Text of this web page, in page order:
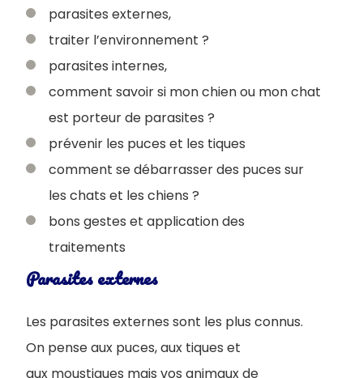
parasites externes,
traiter l’environnement ?
parasites internes,
comment savoir si mon chien ou mon chat
est porteur de parasites ?
prévenir les puces et les tiques
comment se débarrasser des puces sur
les chats et les chiens ?
bons gestes et application des
traitements
Parasites externes
Les parasites externes sont les plus connus.
On pense aux puces, aux tiques et
aux moustiques mais vos animaux de